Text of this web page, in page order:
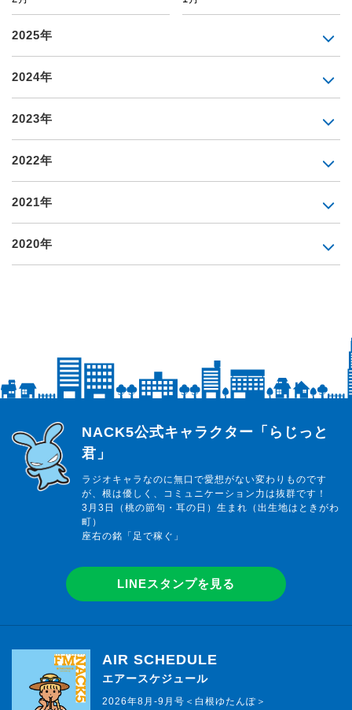
2025年
2024年
2023年
2022年
2021年
2020年
らじっと君
NACK5公式キャラクター「らじっと
君」
ラジオキャラなのに無口で愛想がない変わりものです
が、根は優しく、コミュニケーション力は抜群です！
3月3日（桃の節句・耳の日）生まれ（出生地はときがわ
町）
座右の銘「足で稼ぐ」
LINEスタンプを見る
AIR SCHEDULE
エアースケジュール
2026年8月-9月号＜白根ゆたんぽ＞